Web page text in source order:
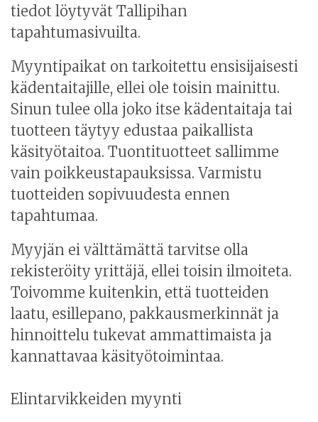
tiedot löytyvät Tallipihan
tapahtumasivuilta.
Myyntipaikat on tarkoitettu ensisijaisesti
kädentaitajille, ellei ole toisin mainittu.
Sinun tulee olla joko itse kädentaitaja tai
tuotteen täytyy edustaa paikallista
käsityötaitoa. Tuontituotteet sallimme
vain poikkeustapauksissa. Varmistu
tuotteiden sopivuudesta ennen
tapahtumaa.
Myyjän ei välttämättä tarvitse olla
rekisteröity yrittäjä, ellei toisin ilmoiteta.
Toivomme kuitenkin, että tuotteiden
laatu, esillepano, pakkausmerkinnät ja
hinnoittelu tukevat ammattimaista ja
kannattavaa käsityötoimintaa.
Elintarvikkeiden myynti